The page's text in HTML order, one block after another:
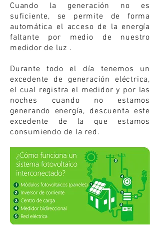
Cuando la generación no es
suficiente, se permite de forma
automática el acceso de la energía
faltante por medio de nuestro
medidor de luz .
Durante todo el día tenemos un
excedente de generación eléctrica,
el cual registra el medidor y por las
noches cuando no estamos
generando energía, descuenta este
excedente de la que estamos
consumiendo de la red.